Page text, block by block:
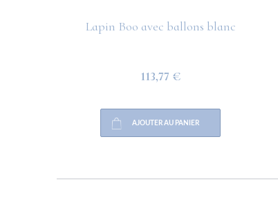
Lapin Boo avec ballons blanc
113,77 €
AJOUTER AU PANIER